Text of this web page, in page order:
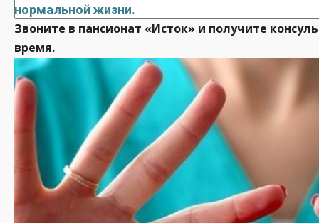
нормальной жизни.
Звоните в пансионат «Исток» и получите
время.